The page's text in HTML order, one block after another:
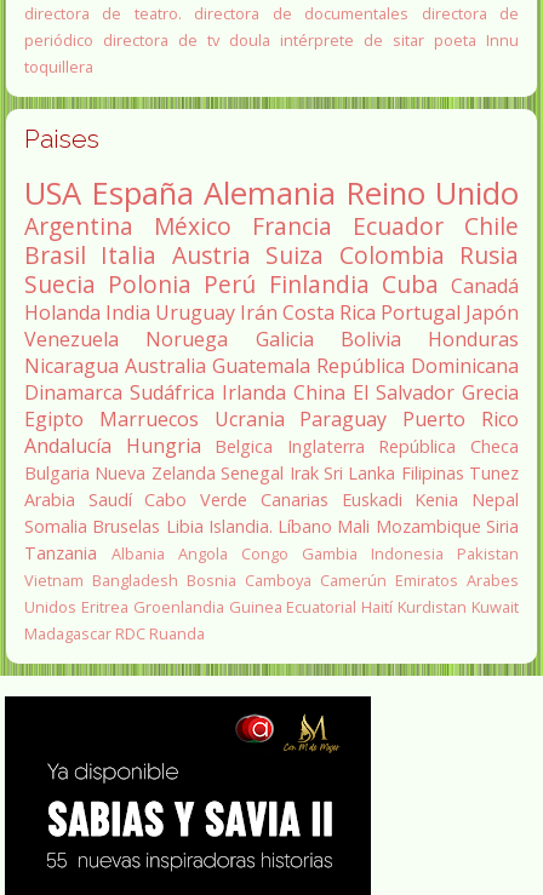
directora de teatro.
directora de documentales
directora de
periódico directora de tv doula intérprete de sitar poeta Innu
toquillera
Paises
USA España Alemania Reino Unido
Argentina México Francia Ecuador
Chile
Brasil Italia Austria Suiza Colombia Rusia
Suecia Polonia Perú Finlandia Cuba Canadá
Holanda India Uruguay Irán Costa Rica Portugal Japón
Venezuela
Noruega Galicia Bolivia
Honduras
Nicaragua Australia Guatemala República Dominicana
Dinamarca Sudáfrica Irlanda China El Salvador Grecia
Egipto
Marruecos Ucrania Paraguay
Puerto Rico
Andalucía
Hungria Belgica Inglaterra
República Checa
Bulgaria Nueva Zelanda Senegal Irak Sri Lanka Filipinas Tunez
Arabia Saudí Cabo Verde Canarias Euskadi Kenia
Nepal
Somalia Bruselas Libia Islandia. Líbano Mali Mozambique Siria
Tanzania
Albania Angola Congo Gambia Indonesia
Pakistan
Vietnam Bangladesh Bosnia Camboya Camerún Emiratos Arabes
Unidos Eritrea Groenlandia Guinea Ecuatorial Haití Kurdistan Kuwait
Madagascar RDC Ruanda